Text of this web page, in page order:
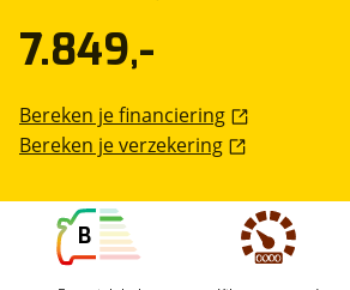
B
7.849,-
Bereken je financiering
Bereken je verzekering